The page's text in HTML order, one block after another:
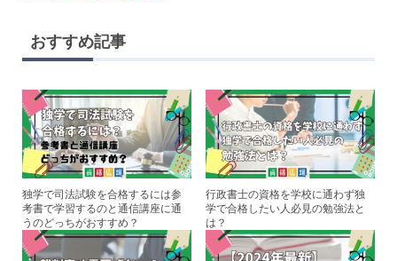
e
tt
er
c
b
o
o
k
st
おすすめ記事
独学で司法試験を合格するには参
考書で学習するのと通信講座に通
うのどっちがおすすめ？
行政書士の資格を学校に通わず独
学で合格したい人必見の勉強法と
は？